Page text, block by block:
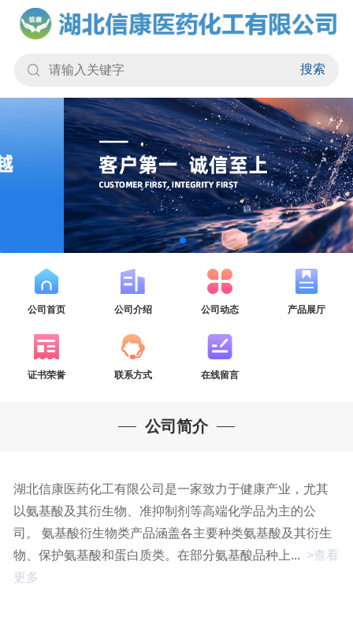
搜索
公司首页 公司介绍 公司动态 产品展厅
证书荣誉 联系方式 在线留言
公司简介
湖北信康医药化工有限公司是一家致力于健康产业，尤其
以氨基酸及其衍生物、准抑制剂等高端化学品为主的公
司。 氨基酸衍生物类产品涵盖各主要种类氨基酸及其衍生
物、保护氨基酸和蛋白质类。在部分氨基酸品种上... >查看
更多